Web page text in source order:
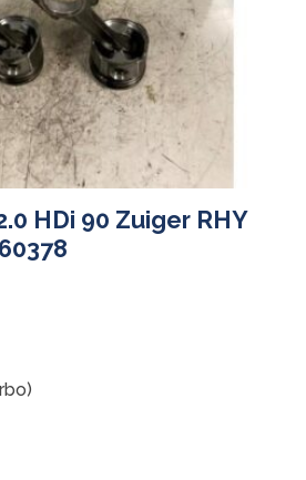
HDi 90 Zuiger RHY